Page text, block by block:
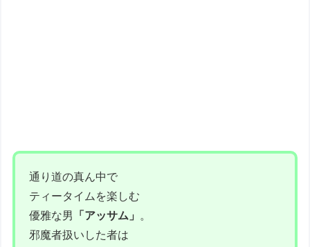
通り道の真ん中で
ティータイムを楽しむ
優雅な男
「アッサム」
。
邪魔者扱いした者は